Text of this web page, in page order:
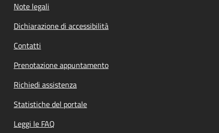
Note legali
Dichiarazione di accessibilità
Contatti
Prenotazione appuntamento
Richiedi assistenza
Statistiche del portale
Leggi le FAQ